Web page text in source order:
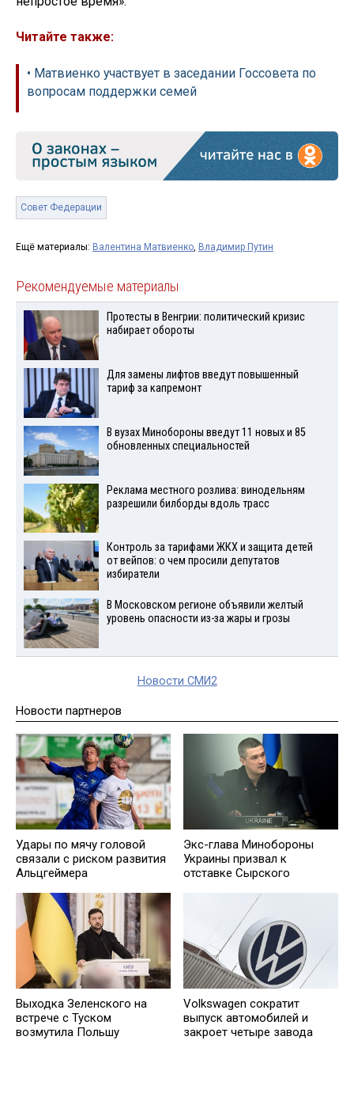
Читайте также:
• Матвиенко участвует в заседании Госсовета по
вопросам поддержки семей
Совет Федерации
Ещё материалы: Валентина Матвиенко, Владимир Путин
Рекомендуемые материалы
Протесты в Венгрии: политический кризис
набирает обороты
Для замены лифтов введут повышенный
тариф за капремонт
В вузах Минобороны введут 11 новых и 85
обновленных специальностей
Реклама местного розлива: винодельням
разрешили билборды вдоль трасс
Контроль за тарифами ЖКХ и защита детей
от вейпов: о чем просили депутатов
избиратели
В Московском регионе объявили желтый
уровень опасности из-за жары и грозы
Новости СМИ2
Новости партнеров
Удары по мячу головой
связали с риском развития
Альцгеймера
Экс-глава Минобороны
Украины призвал к
отставке Сырского
Выходка Зеленского на
встрече с Туском
возмутила Польшу
Volkswagen сократит
выпуск автомобилей и
закроет четыре завода